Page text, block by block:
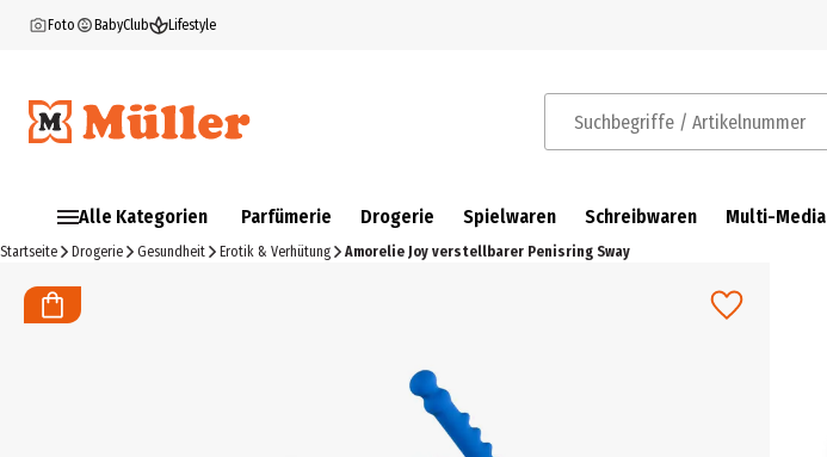
Foto BabyClub Lifestyle
Suchbegriffe / Artikelnummer
Alle Kategorien Parfümerie Drogerie Spielwaren Schreibwaren Multi-Media
Startseite Drogerie Gesundheit Erotik & Verhütung Amorelie Joy verstellbarer Penisring Sway